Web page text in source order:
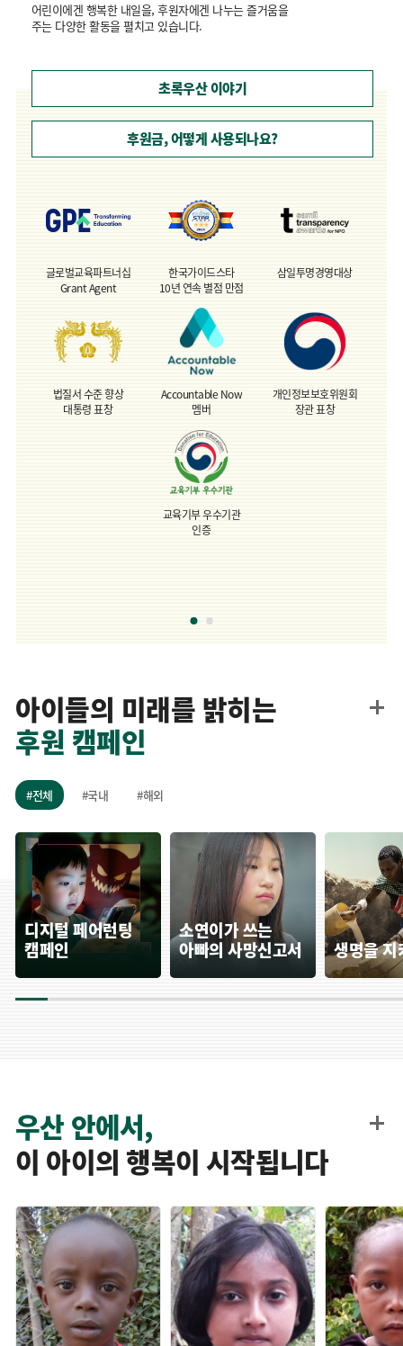
어린이에겐 행복한 내일을, 후원자에겐 나누는 즐거움을
주는 다양한 활동을 펼치고 있습니다.
초록우산 이야기
후원금, 어떻게 사용되나요?
글로벌교육파트너십
Grant Agent
한국가이드스타
10년 연속 별점 만점
삼일투명경영대상
법질서 수준 향상
대통령 표창
Accountable Now
멤버
개인정보보호위원회
장관 표창
교육기부 우수기관
인증
아이들의 미래를 밝히는
후원 캠페인
#전체 #국내 #해외
디지털 페어런팅
캠페인
소연이가 쓰는
아빠의 사망신고서
생명을 지
우산 안에서,
이 아이의 행복이 시작됩니다